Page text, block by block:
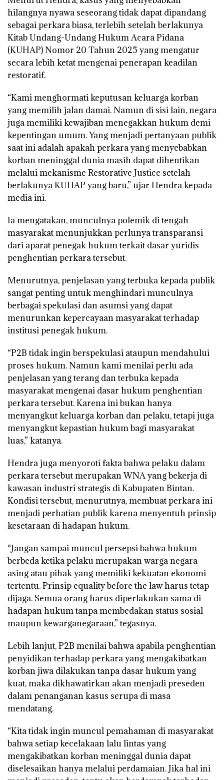
hilangnya nyawa seseorang tidak dapat dipandang
sebagai perkara biasa, terlebih setelah berlakunya
Kitab Undang-Undang Hukum Acara Pidana
(KUHAP) Nomor 20 Tahun 2025 yang mengatur
secara lebih ketat mengenai penerapan keadilan
restoratif.
“Kami menghormati keputusan keluarga korban
yang memilih jalan damai. Namun di sisi lain, negara
juga memiliki kewajiban menegakkan hukum demi
kepentingan umum. Yang menjadi pertanyaan publik
saat ini adalah apakah perkara yang menyebabkan
korban meninggal dunia masih dapat dihentikan
melalui mekanisme Restorative Justice setelah
berlakunya KUHAP yang baru,” ujar Hendra kepada
media ini.
Ia mengatakan, munculnya polemik di tengah
masyarakat menunjukkan perlunya transparansi
dari aparat penegak hukum terkait dasar yuridis
penghentian perkara tersebut.
Menurutnya, penjelasan yang terbuka kepada publik
sangat penting untuk menghindari munculnya
berbagai spekulasi dan asumsi yang dapat
menurunkan kepercayaan masyarakat terhadap
institusi penegak hukum.
“P2B tidak ingin berspekulasi ataupun mendahului
proses hukum. Namun kami menilai perlu ada
penjelasan yang terang dan terbuka kepada
masyarakat mengenai dasar hukum penghentian
perkara tersebut. Karena ini bukan hanya
menyangkut keluarga korban dan pelaku, tetapi juga
menyangkut kepastian hukum bagi masyarakat
luas,” katanya.
Hendra juga menyoroti fakta bahwa pelaku dalam
perkara tersebut merupakan WNA yang bekerja di
kawasan industri strategis di Kabupaten Bintan.
Kondisi tersebut, menurutnya, membuat perkara ini
menjadi perhatian publik karena menyentuh prinsip
kesetaraan di hadapan hukum.
“Jangan sampai muncul persepsi bahwa hukum
berbeda ketika pelaku merupakan warga negara
asing atau pihak yang memiliki kekuatan ekonomi
tertentu. Prinsip equality before the law harus tetap
dijaga. Semua orang harus diperlakukan sama di
hadapan hukum tanpa membedakan status sosial
maupun kewarganegaraan,” tegasnya.
Lebih lanjut, P2B menilai bahwa apabila penghentian
penyidikan terhadap perkara yang mengakibatkan
korban jiwa dilakukan tanpa dasar hukum yang
kuat, maka dikhawatirkan akan menjadi preseden
dalam penanganan kasus serupa di masa
mendatang.
“Kita tidak ingin muncul pemahaman di masyarakat
bahwa setiap kecelakaan lalu lintas yang
mengakibatkan korban meninggal dunia dapat
diselesaikan hanya melalui perdamaian. Jika hal ini